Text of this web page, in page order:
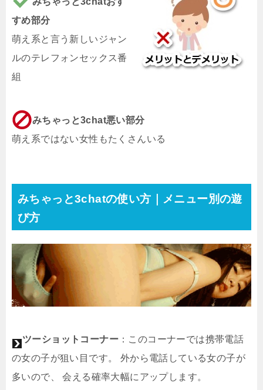
すめ部分
萌え系と言う新しいジャン
ルのテレフォンセックス番
組
みちゃっと3chat悪い部分
萌え系ではない女性もたくさんいる
みちゃっと3chatの使い方｜メニュー別の遊
び方
ツーショットコーナー ：このコーナーでは携帯電話
の女の子が狙い目です。 外から電話している女の子が
多いので、 会える確率大幅にアップします。